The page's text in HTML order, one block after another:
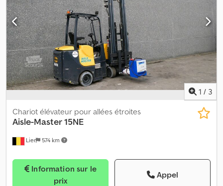
1 / 3
Lier 574 km
Chariot élévateur pour allées étroites
Aisle-Master15NE
prix
Appel